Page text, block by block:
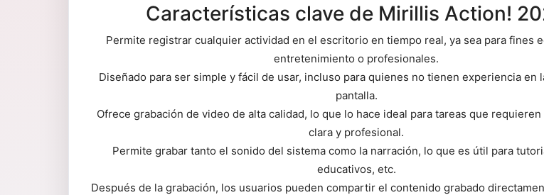
Características clave de Mirillis Action!
Permite registrar cualquier actividad en el escritorio en tiempo real, ya sea para fines
entretenimiento o profesionales.
Diseñado para ser simple y fácil de usar, incluso para quienes no tienen experiencia en
pantalla.
Ofrece grabación de video de alta calidad, lo que lo hace ideal para tareas que
clara y profesional.
Permite grabar tanto el sonido del sistema como la narración, lo que es útil para
educativos, etc.
Después de la grabación, los usuarios pueden compartir el contenido grabado